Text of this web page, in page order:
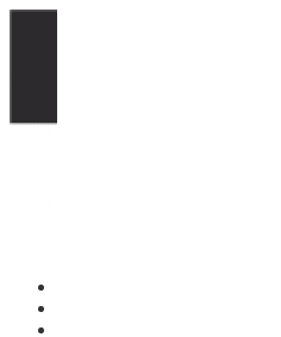
Перейти
содержимому